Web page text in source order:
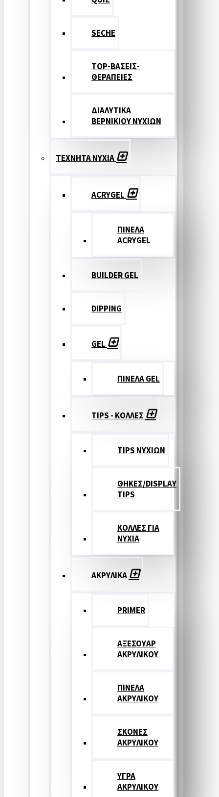
SECHE
TOP-ΒΑΣΕΙΣ-
ΘΕΡΑΠΕΙΕΣ
ΔΙΑΛΥΤΙΚΑ
ΒΕΡΝΙΚΙΟΥ ΝΥΧΙΩΝ
ΤΕΧΝΗΤΑ ΝΥΧΙΑ
ACRYGEL
ΠΙΝΕΛΑ
ACRYGEL
BUILDER GEL
DIPPING
GEL
ΠΙΝΕΛΑ GEL
TIPS - ΚΟΛΛΕΣ
TIPS ΝΥΧΙΩΝ
ΘΗΚΕΣ/DISPLAY
TIPS
ΚΟΛΛΕΣ ΓΙΑ
ΝΥΧΙΑ
ΑΚΡΥΛΙΚΑ
PRIMER
ΑΞΕΣΟΥΑΡ
ΑΚΡΥΛΙΚΟΥ
ΠΙΝΕΛΑ
ΑΚΡΥΛΙΚΟΥ
ΣΚΟΝΕΣ
ΑΚΡΥΛΙΚΟΥ
ΥΓΡΑ
ΑΚΡΥΛΙΚΟΥ